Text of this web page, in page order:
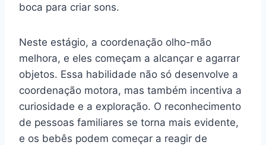
boca para criar sons.
Neste estágio, a coordenação olho-mão
melhora, e eles começam a alcançar e agarrar
objetos. Essa habilidade não só desenvolve a
coordenação motora, mas também incentiva a
curiosidade e a exploração. O reconhecimento
de pessoas familiares se torna mais evidente,
e os bebês podem começar a reagir de